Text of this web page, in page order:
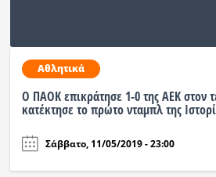
Αθλητικά
Ο ΠΑΟΚ επικράτησε 1-0 της ΑΕΚ στον
κατέκτησε το πρώτο νταμπλ της
Σάββατο, 11/05/2019 - 23:00